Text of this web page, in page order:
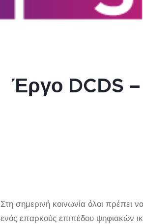
Έργο DCDS
Στη σημερινή κοινωνία όλοι πρέπει
ενός επαρκούς επιπέδου ψηφιακών